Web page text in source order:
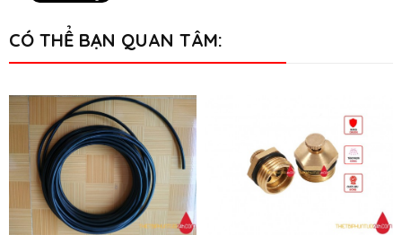
CÓ THỂ BẠN QUAN TÂM: